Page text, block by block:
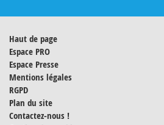
Haut de page
Espace PRO
Espace Presse
Mentions légales
RGPD
Plan du site
Contactez-nous !